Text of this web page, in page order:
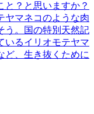
と？と思いますか？
ヤマネコのような肉
う。国の特別天然記
いるイリオモテヤマ
ど、生き抜くために